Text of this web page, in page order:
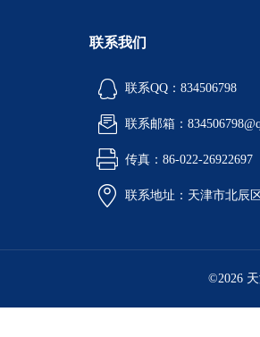
联系我们
联系QQ：834506798
联系邮箱：
传真：86-022-26922697
联系地址：天津市北辰
©2026